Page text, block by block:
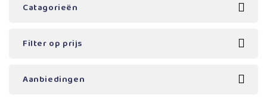
Catagorieën
Filter op prijs
Aanbiedingen